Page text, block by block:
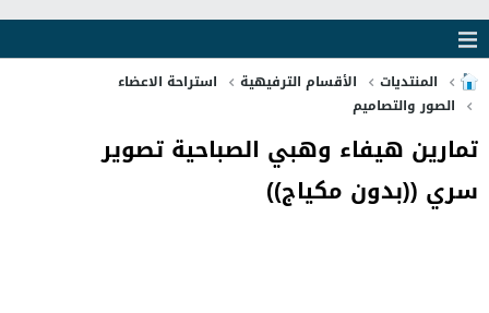
المنتديات الأقسام الترفيهية
استراحة الاعضاء
الصور والتصاميم
تمارين هيفاء وهبي الصباحية تصوير
سري ((بدون مكياج))